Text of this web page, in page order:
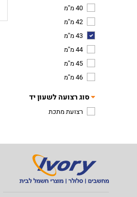
40 מ''מ
42 מ''מ
43 מ''מ
44 מ''מ
45 מ''מ
46 מ''מ
סוג רצועה לשעון יד
רצועת מתכת